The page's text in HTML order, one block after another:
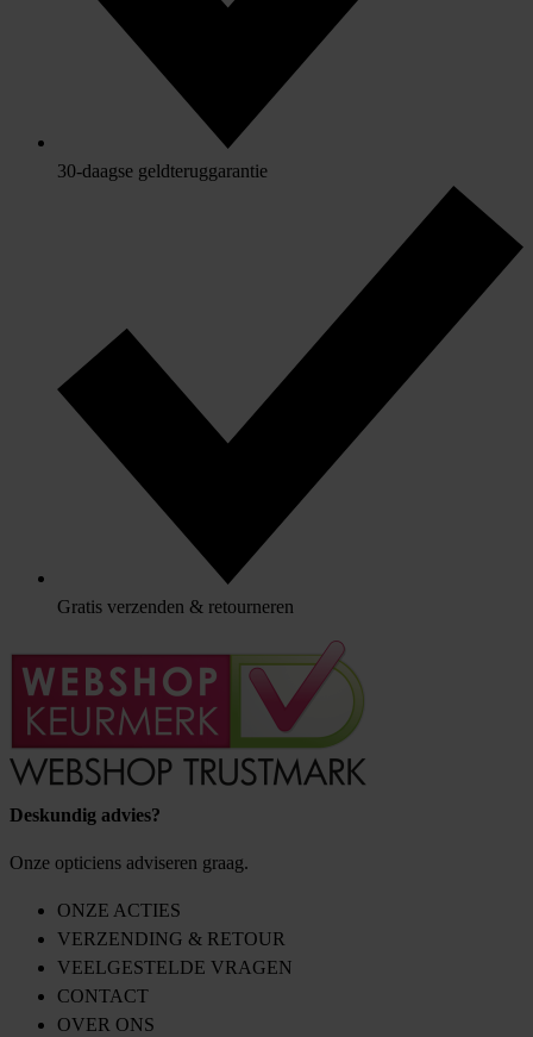
30-daagse geldteruggarantie
Gratis verzenden & retourneren
Deskundig advies?
Onze opticiens adviseren graag.
ONZE ACTIES
VERZENDING & RETOUR
VEELGESTELDE VRAGEN
CONTACT
OVER ONS